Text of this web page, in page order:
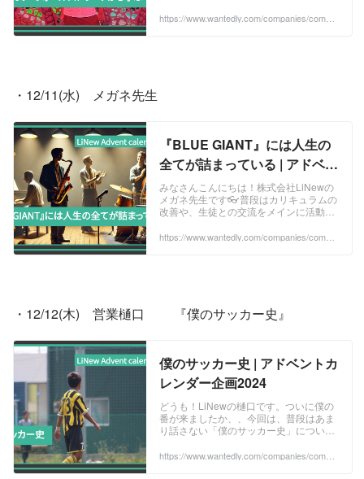
ート』についてご紹介しつつ、この記事
https://www.wantedly.com/companies/compa
・12/11(水)　メガネ先生
『BLUE GIANT』には人生の
全てが詰まっている | アドベン
トカレンダー企画2024
みなさんこんにちは！株式会社LiNewの
メガネ先生です👓普段はカリキュラムの
改善や、生徒との交流をメインに活動し
ている漫画『BLUE GIANT（ブルージャ
https://www.wantedly.com/companies/compa
・12/12(木)　営業樋口　　 『僕のサッカー史』
僕のサッカー史 | アドベントカ
レンダー企画2024
どうも！LiNewの樋口です。ついに僕の
番が来ましたか、、今回は、普段はあま
り話さない「僕のサッカー史」について
リ、挫折の連続です。笑この記事を書い
https://www.wantedly.com/companies/compa